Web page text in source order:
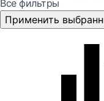
Все фильтры
Применить